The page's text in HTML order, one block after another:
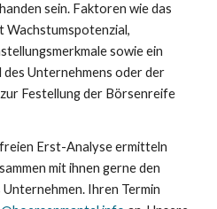
sein. Faktoren wie das
Wachstumspotenzial,
sowie ein
Unternehmens oder der
Festellung der Börsenreife
Erst-Analyse ermitteln
mit ihnen gerneden
Ihren Termin